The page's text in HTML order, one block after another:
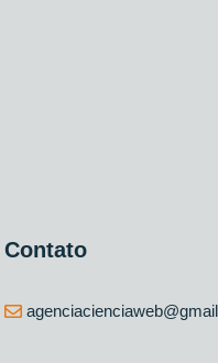
Contato